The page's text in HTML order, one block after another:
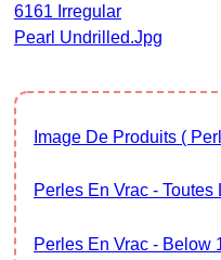
6161 Irregular
Pearl Undrilled.jpg
Image De Produits (
Perles En Vrac -
Perles En Vrac - Below 1mm - 3mm Perles D'eau